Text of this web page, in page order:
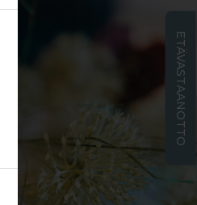
ETÄVASTAANOTTO